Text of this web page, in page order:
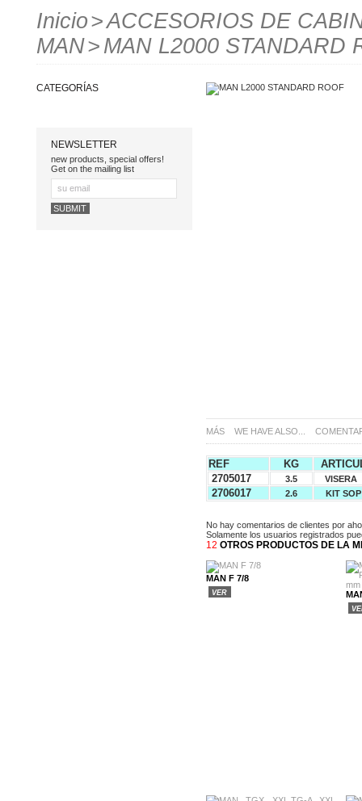
Inicio>ACCESORIOS DE
MAN> MAN L2000 STANDARD
MÁS WE HAVE ALSO...
REF KG
2705017
3.5
2706017 2.6 KIT
No hay comentarios de clientes por
Solamente los usuarios registrados
12 OTROS PRODUCTOS DE LA
MAN F 7/8
VER
CATEGORÍAS
NEWSLETTER
new products, special offers!
Get on the mailing list